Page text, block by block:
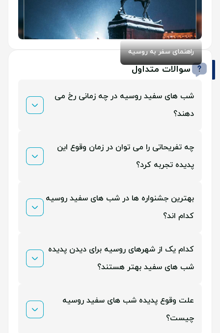
راهنمای سفر به روسیه
سوالات متداول
شب های سفید روسیه در چه زمانی رخ می
دهند؟
زمان دقیق این جشنواره از ۱۱ ژوئن تا ۲ ژوئیه (21 خرداد تا
11 تیر) است.
چه تفریحاتی را می توان در زمان وقوع این
پدیده تجربه کرد؟
علاوه بر بازدید در جشنواره‌های مختلف، می‌توانید
پیاده‌روی کنید، تجربه شنا در آب‌های روسیه را داشته
بهترین جشنواره ها در شب های سفید روسیه
کدام اند؟
در این موقع، تقریبا 10 جشنواره در سن پترزبورگ اجرا
می‌شوند که فستیوال ستاره‌های شب های سفید روسیه
کدام یک از شهرهای روسیه برای دیدن پدیده
شب های سفید بهتر هستند؟
این پدیده از چند شهر روسیه به صورت خفیف تر قابل
مشاهده است؛ اما تماشای آن از سن پترزبورگ، حال‌وهوای
علت وقوع پدیده شب های سفید روسیه
چیست؟